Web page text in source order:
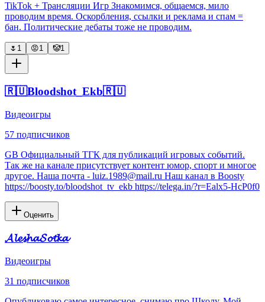
TikTok + Трансляции Игр Знакомимся, общаемся, мило
проводим время. Оскорбления, ссылки и реклама и спам =
бан. Политические дебаты тоже не проводим.
🌷 1 😡1 🤡1
🇷🇺Bloodshot_Ekb🇷🇺
Видеоигры
57 подписчиков
GB Официальный ТГК для публикаций игровых событий.
Так же на канале присутствует контент юмор, спорт и многое
другое. Наша почта - luiz.1989@mail.ru Наш канал в Boosty
https://boosty.to/bloodshot_tv_ekb https://telega.in/?r=Ealx5-HcP0f0
Оценить
𝓐𝓵𝓮𝓼𝓱𝓪𝓢𝓸𝓽𝓴𝓪
Видеоигры
31 подписчиков